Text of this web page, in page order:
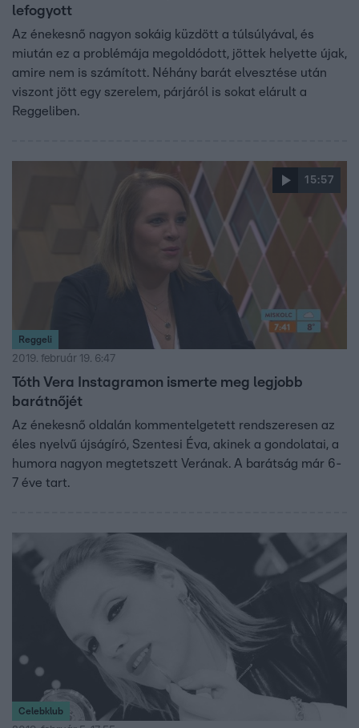
lefogyott
Az énekesnő nagyon sokáig küzdött a túlsúlyával, és
miután ez a problémája megoldódott, jöttek helyette újak,
amire nem is számított. Néhány barát elvesztése után
viszont jött egy szerelem, párjáról is sokat elárult a
Reggeliben.
15:57
Reggeli
2019. február 19. 6:47
Tóth Vera Instagramon ismerte meg legjobb
barátnőjét
Az énekesnő oldalán kommentelgetett rendszeresen az
éles nyelvű újságíró, Szentesi Éva, akinek a gondolatai, a
humora nagyon megtetszett Verának. A barátság már 6-
7 éve tart.
Celebklub